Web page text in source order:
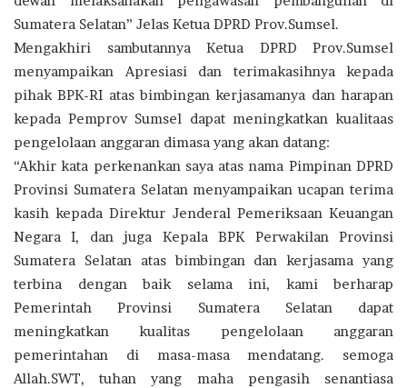
Sumatera Selatan” Jelas Ketua DPRD Prov.Sumsel.
Mengakhiri sambutannya Ketua DPRD Prov.Sumsel
menyampaikan Apresiasi dan terimakasihnya kepada
pihak BPK-RI atas bimbingan kerjasamanya dan harapan
kepada Pemprov Sumsel dapat meningkatkan kualitaas
pengelolaan anggaran dimasa yang akan datang:
“Akhir kata perkenankan saya atas nama Pimpinan DPRD
Provinsi Sumatera Selatan menyampaikan ucapan terima
kasih kepada Direktur Jenderal Pemeriksaan Keuangan
Negara I, dan juga Kepala BPK Perwakilan Provinsi
Sumatera Selatan atas bimbingan dan kerjasama yang
terbina dengan baik selama ini, kami berharap
Pemerintah Provinsi Sumatera Selatan dapat
meningkatkan kualitas pengelolaan anggaran
pemerintahan di masa-masa mendatang. semoga
Allah.SWT, tuhan yang maha pengasih senantiasa